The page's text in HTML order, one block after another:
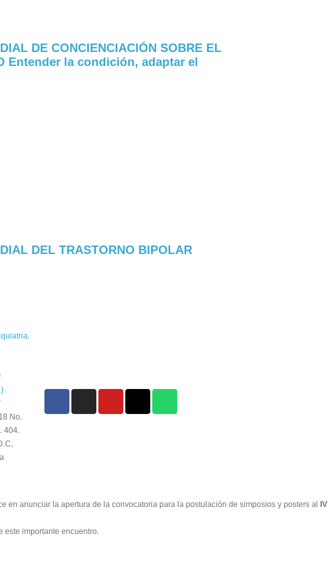
DE CONCIENCIACIÓN SOBRE EL
Entender la condición, adaptar el
DEL TRASTORNO BIPOLAR
No.
404.
anunciar la apertura de la convocatoria para la postulación de simposios y posters al
IV
este importante encuentro.